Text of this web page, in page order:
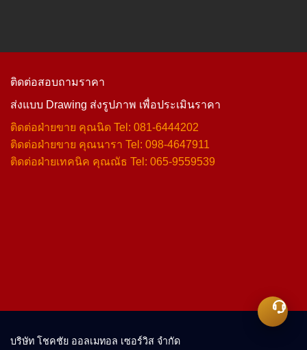
ติดต่อสอบถามราคา
ส่งแบบ Drawing ส่งรูปภาพ เพื่อประเมินราคา
ติดต่อฝ่ายขาย คุณนิด Tel: 081-6444202
ติดต่อฝ่ายขาย คุณนารา Tel: 098-4647911
ติดต่อฝ่ายเทคนิค คุณณัธ Tel: 065-9559539
บริษัท โชคชัย ออลเมทอล เซอร์วิส จำกัด